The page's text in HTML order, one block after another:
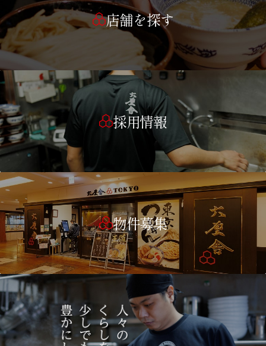
店舗を探す
採用情報
物件募集